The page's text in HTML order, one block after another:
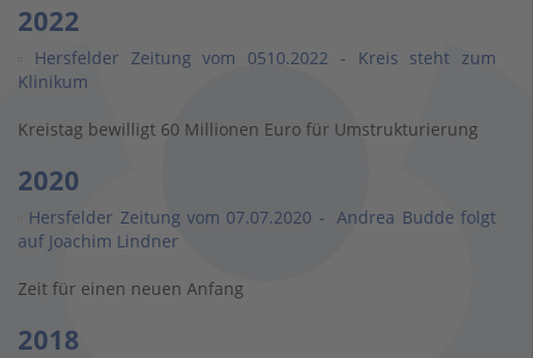
2022
Hersfelder Zeitung vom 0510.2022 - Kreis steht zum
Klinikum
Kreistag bewilligt 60 Millionen Euro für Umstrukturierung
2020
Hersfelder Zeitung vom 07.07.2020 - Andrea Budde folgt
auf Joachim Lindner
Zeit für einen neuen Anfang
2018